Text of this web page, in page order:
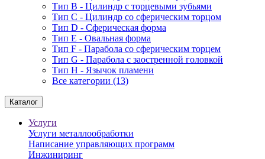
Тип В - Цилиндр с торцевыми зубьями
Тип С - Цилиндр со сферическим торцом
Тип D - Сферическая форма
Тип Е - Овальная форма
Тип F - Парабола со сферическим торцем
Тип G - Парабола с заостренной головкой
Тип H - Язычок пламени
Все категории (13)
Каталог
Услуги
Услуги металлообработки
Написание управляющих программ
Инжиниринг